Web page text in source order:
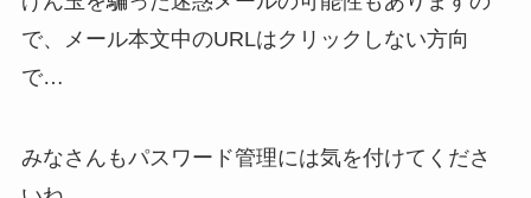
で、メール本文中のURLはクリックしない方向
で…
みなさんもパスワード管理には気を付けてくださ